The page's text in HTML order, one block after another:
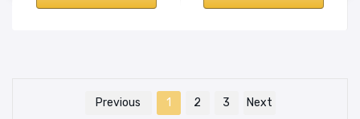
Previous 1 2 3 Next